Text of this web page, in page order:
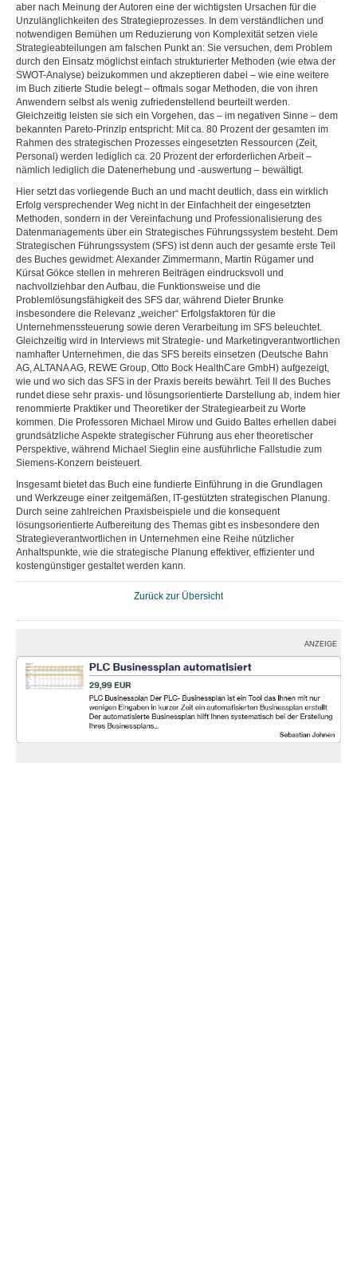
aber nach Meinung der Autoren eine der wichtigsten Ursachen für die
Unzulänglichkeiten des Strategieprozesses. In dem verständlichen und
notwendigen Bemühen um Reduzierung von Komplexität setzen viele
Strategieabteilungen am falschen Punkt an: Sie versuchen, dem Problem
durch den Einsatz möglichst einfach strukturierter Methoden (wie etwa der
SWOT-Analyse) beizukommen und akzeptieren dabei – wie eine weitere
im Buch zitierte Studie belegt – oftmals sogar Methoden, die von ihren
Anwendern selbst als wenig zufriedenstellend beurteilt werden.
Gleichzeitig leisten sie sich ein Vorgehen, das – im negativen Sinne – dem
bekannten Pareto-Prinzip entspricht: Mit ca. 80 Prozent der gesamten im
Rahmen des strategischen Prozesses eingesetzten Ressourcen (Zeit,
Personal) werden lediglich ca. 20 Prozent der erforderlichen Arbeit –
nämlich lediglich die Datenerhebung und -auswertung – bewältigt.
Hier setzt das vorliegende Buch an und macht deutlich, dass ein wirklich
Erfolg versprechender Weg nicht in der Einfachheit der eingesetzten
Methoden, sondern in der Vereinfachung und Professionalisierung des
Datenmanagements über ein Strategisches Führungssystem besteht. Dem
Strategischen Führungssystem (SFS) ist denn auch der gesamte erste Teil
des Buches gewidmet: Alexander Zimmermann, Martin Rügamer und
Kürsat Gökce stellen in mehreren Beiträgen eindrucksvoll und
nachvollziehbar den Aufbau, die Funktionsweise und die
Problemlösungsfähigkeit des SFS dar, während Dieter Brunke
insbesondere die Relevanz „weicher“ Erfolgsfaktoren für die
Unternehmenssteuerung sowie deren Verarbeitung im SFS beleuchtet.
Gleichzeitig wird in Interviews mit Strategie- und Marketingverantwortlichen
namhafter Unternehmen, die das SFS bereits einsetzen (Deutsche Bahn
AG, ALTANA AG, REWE Group, Otto Bock HealthCare GmbH) aufgezeigt,
wie und wo sich das SFS in der Praxis bereits bewährt. Teil II des Buches
rundet diese sehr praxis- und lösungsorientierte Darstellung ab, indem hier
renommierte Praktiker und Theoretiker der Strategiearbeit zu Worte
kommen. Die Professoren Michael Mirow und Guido Baltes erhellen dabei
grundsätzliche Aspekte strategischer Führung aus eher theoretischer
Perspektive, während Michael Sieglin eine ausführliche Fallstudie zum
Siemens-Konzern beisteuert.
Insgesamt bietet das Buch eine fundierte Einführung in die Grundlagen
und Werkzeuge einer zeitgemäßen, IT-gestützten strategischen Planung.
Durch seine zahlreichen Praxisbeispiele und die konsequent
lösungsorientierte Aufbereitung des Themas gibt es insbesondere den
Strategieverantwortlichen in Unternehmen eine Reihe nützlicher
Anhaltspunkte, wie die strategische Planung effektiver, effizienter und
kostengünstiger gestaltet werden kann.
Zurück zur Übersicht
ANZEIGE